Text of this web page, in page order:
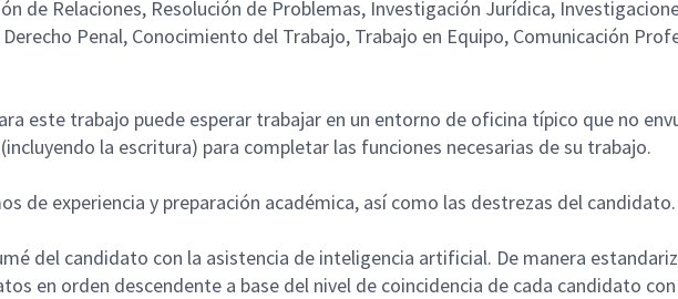
de Relaciones, Resolución de Problemas, Investigación Jurídica,
Penal, Conocimiento del Trabajo, Trabajo en Equipo, Comunicación
este trabajo puede esperar trabajar en un entorno de oficina típico que no
la escritura) para completar las funciones necesarias de su trabajo.
de experiencia y preparación académica, así como las destrezas del candidato.
del candidato con la asistencia de inteligencia artificial. De manera
en orden descendente a base del nivel de coincidencia de cada candidato